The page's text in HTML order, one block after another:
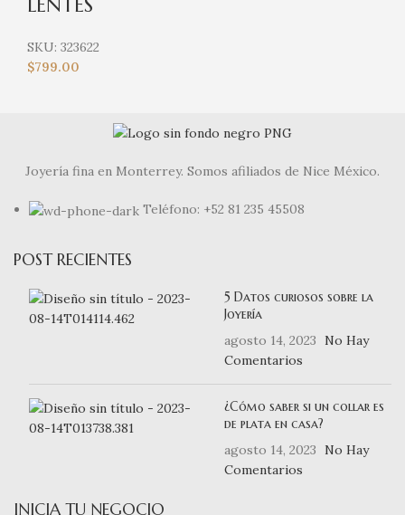
SKU: 323622
$799.00
Joyería fina en Monterrey. Somos afiliados de Nice México.
Teléfono: +52 81 235 45508
POST RECIENTES
5 Datos curiosos sobre la
Joyería
agosto 14, 2023
No Hay
Comentarios
¿Cómo saber si un collar es
de plata en casa?
agosto 14, 2023
No Hay
Comentarios
INICIA TU NEGOCIO